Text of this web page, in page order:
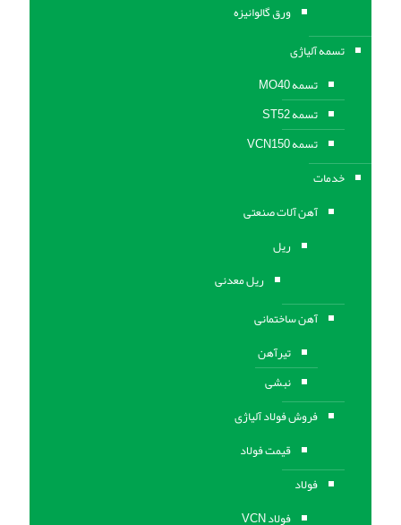
ورق گالوانیزه
تسمه آلیاژی
تسمه MO40
تسمه ST52
تسمه VCN150
خدمات
آهن آلات صنعتی
ریل
ریل معدنی
آهن ساختمانی
تیرآهن
نبشی
فروش فولاد آلیاژی
قیمت فولاد
فولاد
فولاد VCN